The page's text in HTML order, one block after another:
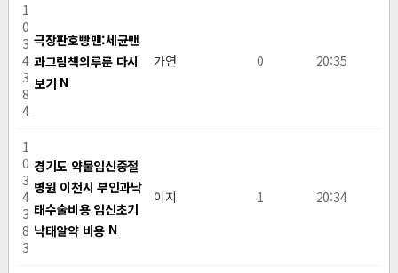
1
0
3
4
3
8
4
극장판호빵맨:세균맨
과그림책의루룬 다시
보기 N
가연 0 20:35
1
0
3
4
3
8
3
경기도 약물임신중절
병원 이천시 부인과낙
태수술비용 임신초기
낙­태알약 비용 N
이지 1 20:34